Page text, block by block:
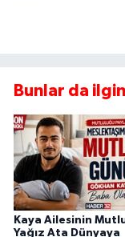
Bunlar da
Kaya Ailesinin
Yağız Ata Dünyaya